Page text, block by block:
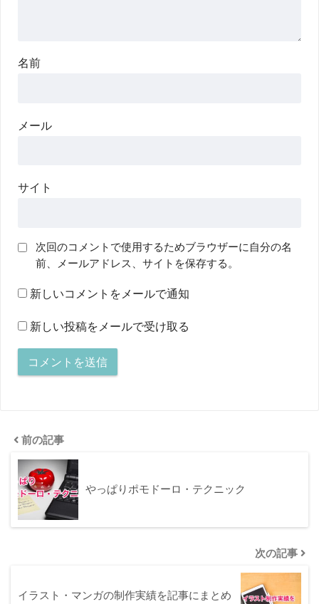
名前
メール
サイト
次回のコメントで使用するためブラウザーに自分の名
前、メールアドレス、サイトを保存する。
新しいコメントをメールで通知
新しい投稿をメールで受け取る
前の記事
やっぱりポモドーロ・テクニック
次の記事
イラスト・マンガの制作実績を記事にまとめ